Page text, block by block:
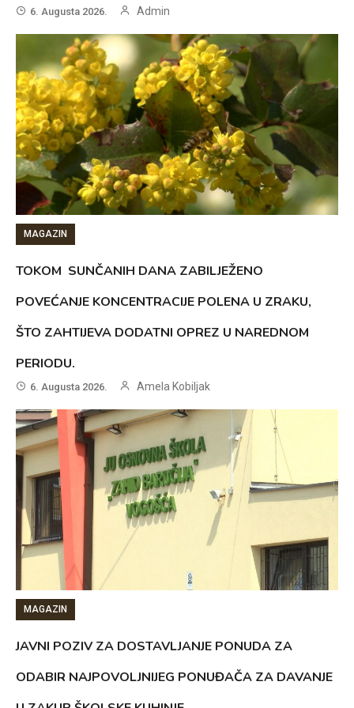
6. Augusta 2026. Admin
MAGAZIN
TOKOM SUNČANIH DANA ZABILJEŽENO
POVEĆANJE KONCENTRACIJE POLENA U ZRAKU,
ŠTO ZAHTIJEVA DODATNI OPREZ U NAREDNOM
PERIODU.
6. Augusta 2026. Amela Kobiljak
MAGAZIN
JAVNI POZIV ZA DOSTAVLJANJE PONUDA ZA
ODABIR NAJPOVOLJNIJEG PONUĐAČA ZA DAVANJE